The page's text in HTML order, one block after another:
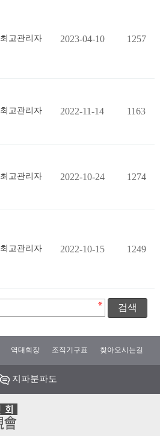
최고관리자 2023-04-10 1257
최고관리자 2022-11-14 1163
최고관리자 2022-10-24 1274
최고관리자 2022-10-15 1249
역대회장 조직기구표 찾아오시는길
지파분파도